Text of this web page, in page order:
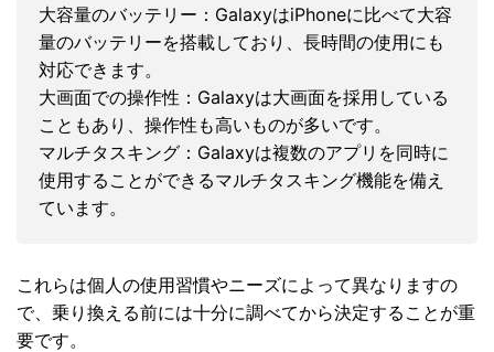
大容量のバッテリー：GalaxyはiPhoneに比べて大容
量のバッテリーを搭載しており、長時間の使用にも
対応できます。
大画面での操作性：Galaxyは大画面を採用している
こともあり、操作性も高いものが多いです。
マルチタスキング：Galaxyは複数のアプリを同時に
使用することができるマルチタスキング機能を備え
ています。
これらは個人の使用習慣やニーズによって異なりますの
で、乗り換える前には十分に調べてから決定することが重
要です。